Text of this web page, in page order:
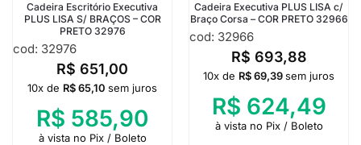
Cadeira Escritório Executiva
PLUS LISA S/ BRAÇOS – COR
PRETO 32976
cod: 32976
R$ 651,00
10x de R$65,10 sem juros
R$ 585,90
à vista no Pix / Boleto
Cadeira Executiva PLUS LISA c/
Braço Corsa – COR PRETO 32966
cod: 32966
R$ 693,88
10x de R$69,39sem juros
R$ 624,49
à vista no Pix / Boleto